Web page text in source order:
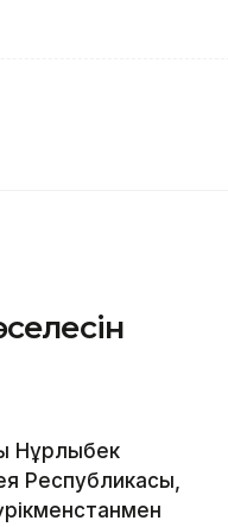
Нұрлыбек
Республикасы,